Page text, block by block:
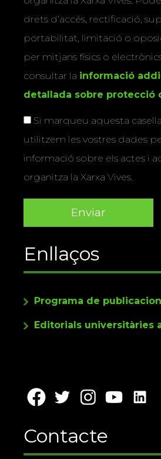
drets d’accés, rectificació,
portabilitat, limitació o
per mitjans físics o
consultar la informació
detallada sobre protecció
Si marqueu aquesta
utilitzem les vostres dades
informació sobre els actes i
organitza la Xarxa Vives.
Enllaços
Programa de
Editorials universitàries
Contacte